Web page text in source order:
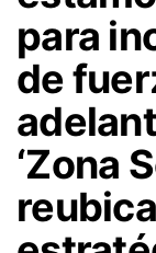
para
de
‘Zona